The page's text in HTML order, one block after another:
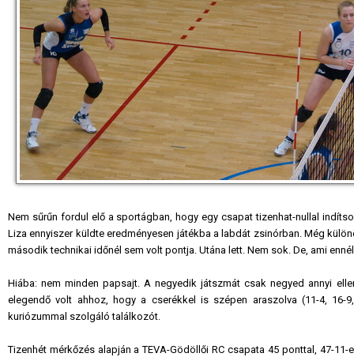
Nem sűrűn fordul elő a sportágban, hogy egy csapat tizenhat-nullal
Liza ennyiszer küldte eredményesen játékba a labdát zsinórban. Még
második technikai időnél sem volt pontja. Utána lett. Nem sok. De, ami
Hiába: nem minden papsajt. A negyedik játszmát csak negyed annyi
elegendő volt ahhoz, hogy a cserékkel is szépen araszolva (11-4,
kuriózummal szolgáló találkozót.
Tizenhét mérkőzés alapján a TEVA-Gödöllői RC csapata 45 ponttal, 47-